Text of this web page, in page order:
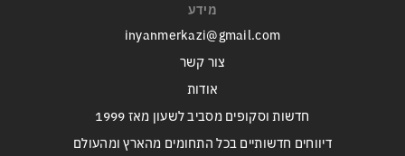
מידע
inyanmerkazi@gmail.com
צור קשר
אודות
חדשות וסקופים מסביב לשעון מאז 1999
דיווחים חדשותיים בכל התחומים מהארץ ומהעולם